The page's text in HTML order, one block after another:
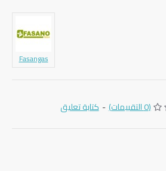
Fasangas
(0 التقييمات) - كتابة تعليق